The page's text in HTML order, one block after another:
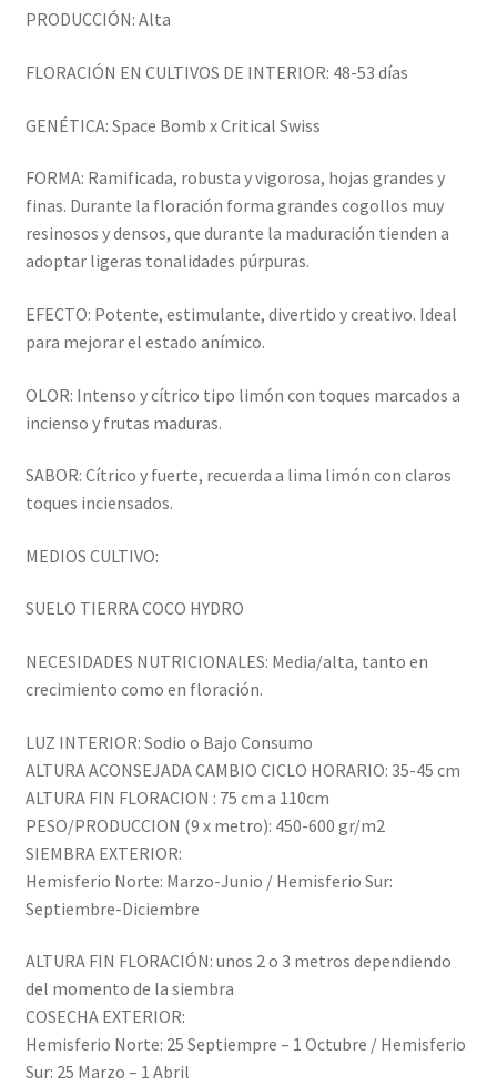
PRODUCCIÓN: Alta
FLORACIÓN EN CULTIVOS DE INTERIOR: 48-53 días
GENÉTICA: Space Bomb x Critical Swiss
FORMA: Ramificada, robusta y vigorosa, hojas grandes y
finas. Durante la floración forma grandes cogollos muy
resinosos y densos, que durante la maduración tienden a
adoptar ligeras tonalidades púrpuras.
EFECTO: Potente, estimulante, divertido y creativo. Ideal
para mejorar el estado anímico.
OLOR: Intenso y cítrico tipo limón con toques marcados a
incienso y frutas maduras.
SABOR: Cítrico y fuerte, recuerda a lima limón con claros
toques inciensados.
MEDIOS CULTIVO:
SUELO TIERRA COCO HYDRO
NECESIDADES NUTRICIONALES: Media/alta, tanto en
crecimiento como en floración.
LUZ INTERIOR: Sodio o Bajo Consumo
ALTURA ACONSEJADA CAMBIO CICLO HORARIO: 35-45 cm
ALTURA FIN FLORACION : 75 cm a 110cm
PESO/PRODUCCION (9 x metro): 450-600 gr/m2
SIEMBRA EXTERIOR:
Hemisferio Norte: Marzo-Junio / Hemisferio Sur:
Septiembre-Diciembre
ALTURA FIN FLORACIÓN: unos 2 o 3 metros dependiendo
del momento de la siembra
COSECHA EXTERIOR:
Hemisferio Norte: 25 Septiempre – 1 Octubre / Hemisferio
Sur: 25 Marzo – 1 Abril